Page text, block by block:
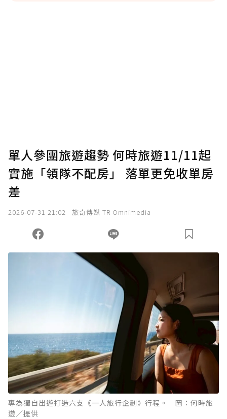
確認送出
您當前剩餘 U 利點數：0點；前往 購買點數
單人參團旅遊趨勢 何時旅遊11/11起
實施「領隊不配房」 落單更免收單房
差
2026-07-31 21:02 旅奇傳媒 TR Omnimedia
專為獨自出遊打造六支《一人旅行企劃》行程。 圖：何時旅
遊／提供